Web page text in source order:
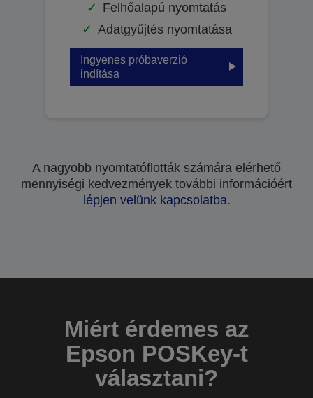
Felhőalapú nyomtatás
Adatgyűjtés nyomtatása
Ingyenes próbaverzió
indítása
A nagyobb nyomtatóflották számára elérhető
mennyiségi kedvezmények további információért
lépjen velünk kapcsolatba.
Miért érdemes az
Epson POSKey-t
választani?